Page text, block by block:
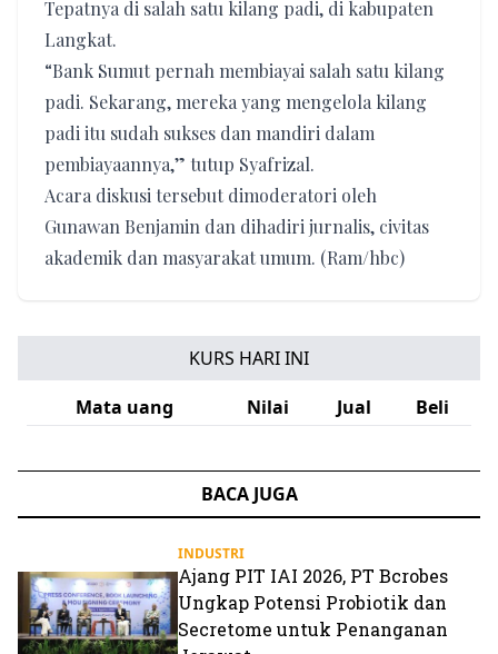
Tepatnya di salah satu kilang padi, di kabupaten
Langkat.
“Bank Sumut pernah membiayai salah satu kilang
padi. Sekarang, mereka yang mengelola kilang
padi itu sudah sukses dan mandiri dalam
pembiayaannya,” tutup Syafrizal.
Acara diskusi tersebut dimoderatori oleh
Gunawan Benjamin dan dihadiri jurnalis, civitas
akademik dan masyarakat umum. (Ram/hbc)
KURS HARI INI
Mata uang
Nilai Jual Beli
BACA JUGA
INDUSTRI
Ajang PIT IAI 2026, PT Bcrobes
Ungkap Potensi Probiotik dan
Secretome untuk Penanganan